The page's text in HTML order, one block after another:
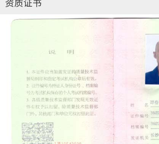
资质证书